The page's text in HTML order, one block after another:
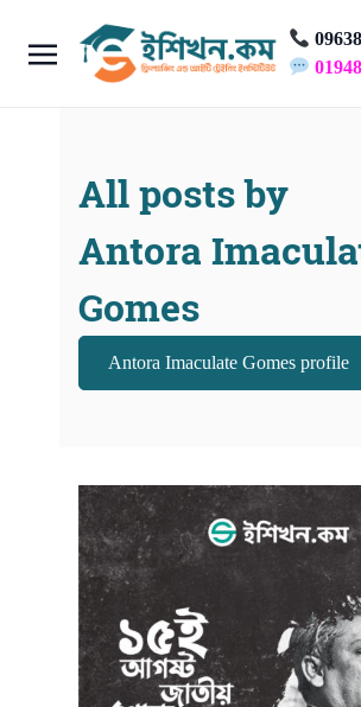
All posts by
Antora
Gomes
Antora Imaculate Gomes profile